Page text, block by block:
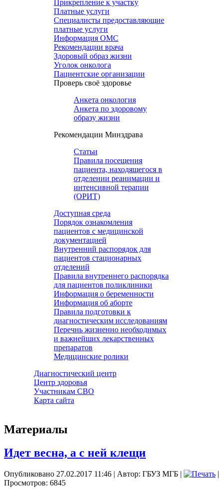
Прикрепление к участку
Платные услуги
Специалисты предоставляющие
платные услуги
Информация ОМС
Рекомендации врача
Здоровый образ жизни
Уголок онколога
Пациентские организации
Проверь своё здоровье
Анкета онкология
Анкета по здоровому
образу жизни
Рекомендации Минздрава
Статьи
Правила посещения
пациента, находящегося в
отделении реанимации и
интенсивной терапии
(ОРИТ)
Доступная среда
Порядок ознакомления
пациентов с медицинской
документацией
Внутренний распорядок для
пациентов стационарных
отделений
Правила внутреннего распорядка
для пациентов поликлиники
Информация о беременности
Информация об аборте
Правила подготовки к
диагностическим исследованиям
Перечнь жизненно необходимых
и важнейших лекарственных
препаратов
Медицинские ролики
Диагностический центр
Центр здоровья
Участникам СВО
Карта сайта
Материалы
Идет весна, а с ней клещи
Опубликовано 27.02.2017 11:46 | Автор: ГБУЗ МГБ |
|
Просмотров: 6845